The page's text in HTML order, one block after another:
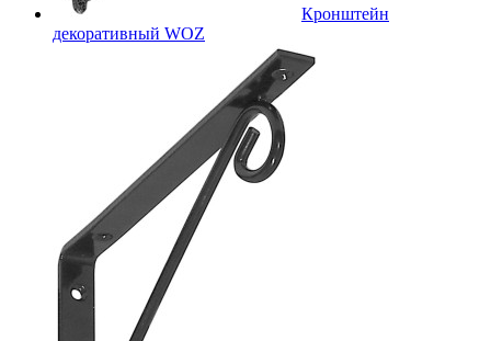
Кронштейн
декоративный WOZ